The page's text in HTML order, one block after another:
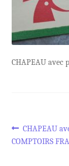
CHAPEAU avec
Article
précédent :
CHAPEAU
COMPTOIRS